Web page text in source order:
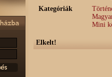
Kategóriák
Mini
Elkelt!